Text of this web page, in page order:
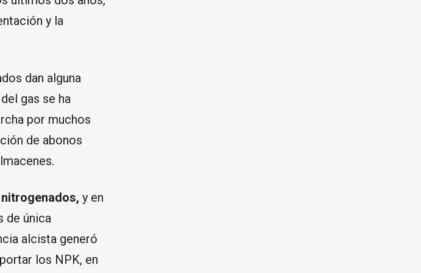
y la
dan alguna
gas se ha
por muchos
de abonos
nitrogenados, y en
de única
alcista generó
los NPK, en